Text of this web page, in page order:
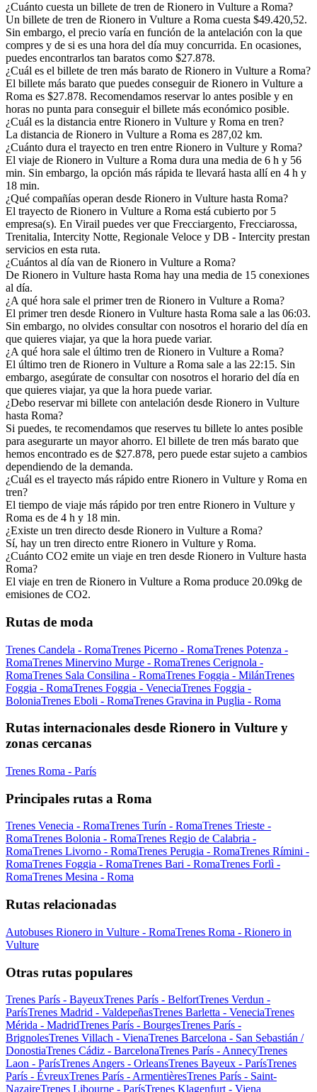
¿Cuánto cuesta un billete de tren de Rionero in Vulture a Roma?
Un billete de tren de Rionero in Vulture a Roma cuesta $49.420,52.
Sin embargo, el precio varía en función de la antelación con la que
compres y de si es una hora del día muy concurrida. En ocasiones,
puedes encontrarlos tan baratos como $27.878.
¿Cuál es el billete de tren más barato de Rionero in Vulture a Roma?
El billete más barato que puedes conseguir de Rionero in Vulture a
Roma es $27.878. Recomendamos reservar lo antes posible y en
horas no punta para conseguir el billete más económico posible.
¿Cuál es la distancia entre Rionero in Vulture y Roma en tren?
La distancia de Rionero in Vulture a Roma es 287,02 km.
¿Cuánto dura el trayecto en tren entre Rionero in Vulture y Roma?
El viaje de Rionero in Vulture a Roma dura una media de 6 h y 56
min. Sin embargo, la opción más rápida te llevará hasta allí en 4 h y
18 min.
¿Qué compañías operan desde Rionero in Vulture hasta Roma?
El trayecto de Rionero in Vulture a Roma está cubierto por 5
empresa(s). En Virail puedes ver que Frecciargento, Frecciarossa,
Trenitalia, Intercity Notte, Regionale Veloce y DB - Intercity prestan
servicios en esta ruta.
¿Cuántos al día van de Rionero in Vulture a Roma?
De Rionero in Vulture hasta Roma hay una media de 15 conexiones
al día.
¿A qué hora sale el primer tren de Rionero in Vulture a Roma?
El primer tren desde Rionero in Vulture hasta Roma sale a las 06:03.
Sin embargo, no olvides consultar con nosotros el horario del día en
que quieres viajar, ya que la hora puede variar.
¿A qué hora sale el último tren de Rionero in Vulture a Roma?
El último tren de Rionero in Vulture a Roma sale a las 22:15. Sin
embargo, asegúrate de consultar con nosotros el horario del día en
que quieres viajar, ya que la hora puede variar.
¿Debo reservar mi billete con antelación desde Rionero in Vulture
hasta Roma?
Si puedes, te recomendamos que reserves tu billete lo antes posible
para asegurarte un mayor ahorro. El billete de tren más barato que
hemos encontrado es de $27.878, pero puede estar sujeto a cambios
dependiendo de la demanda.
¿Cuál es el trayecto más rápido entre Rionero in Vulture y Roma en
tren?
El tiempo de viaje más rápido por tren entre Rionero in Vulture y
Roma es de 4 h y 18 min.
¿Existe un tren directo desde Rionero in Vulture a Roma?
Sí, hay un tren directo entre Rionero in Vulture y Roma.
¿Cuánto CO2 emite un viaje en tren desde Rionero in Vulture hasta
Roma?
El viaje en tren de Rionero in Vulture a Roma produce 20.09kg de
emisiones de CO2.
Rutas de moda
Trenes Candela - RomaTrenes Picerno - RomaTrenes Potenza -
RomaTrenes Minervino Murge - RomaTrenes Cerignola -
RomaTrenes Sala Consilina - RomaTrenes Foggia - MilánTrenes
Foggia - RomaTrenes Foggia - VeneciaTrenes Foggia -
BoloniaTrenes Eboli - RomaTrenes Gravina in Puglia - Roma
Rutas internacionales desde Rionero in Vulture y
zonas cercanas
Trenes Roma - París
Principales rutas a Roma
Trenes Venecia - RomaTrenes Turín - RomaTrenes Trieste -
RomaTrenes Bolonia - RomaTrenes Regio de Calabria -
RomaTrenes Livorno - RomaTrenes Perugia - RomaTrenes Rímini -
RomaTrenes Foggia - RomaTrenes Bari - RomaTrenes Forlì -
RomaTrenes Mesina - Roma
Rutas relacionadas
Autobuses Rionero in Vulture - RomaTrenes Roma - Rionero in
Vulture
Otras rutas populares
Trenes París - BayeuxTrenes París - BelfortTrenes Verdun -
ParísTrenes Madrid - ValdepeñasTrenes Barletta - VeneciaTrenes
Mérida - MadridTrenes París - BourgesTrenes París -
BrignolesTrenes Villach - VienaTrenes Barcelona - San Sebastián /
DonostiaTrenes Cádiz - BarcelonaTrenes París - AnnecyTrenes
Laon - ParísTrenes Angers - OrleansTrenes Bayeux - ParísTrenes
París - ÉvreuxTrenes París - ArmentièresTrenes París - Saint-
NazaireTrenes Libourne - ParísTrenes Klagenfurt - Viena